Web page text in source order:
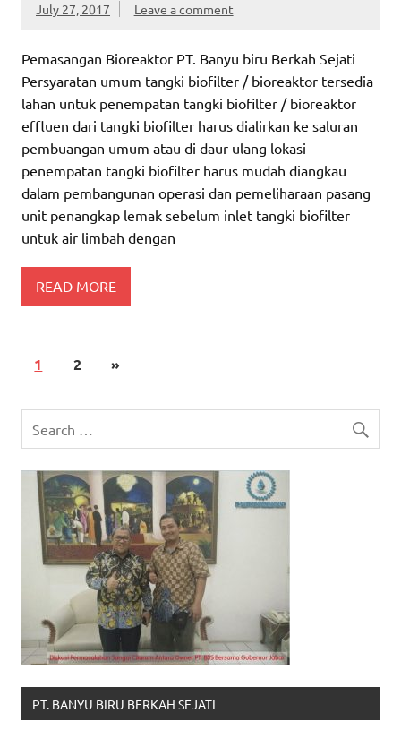
July 27, 2017 Leave a comment
Pemasangan Bioreaktor PT. Banyu biru Berkah Sejati
Persyaratan umum tangki biofilter / bioreaktor tersedia
lahan untuk penempatan tangki biofilter / bioreaktor
effluen dari tangki biofilter harus dialirkan ke saluran
pembuangan umum atau di daur ulang lokasi
penempatan tangki biofilter harus mudah diangkau
dalam pembangunan operasi dan pemeliharaan pasang
unit penangkap lemak sebelum inlet tangki biofilter
untuk air limbah dengan
READ MORE
1 2 »
PT. BANYU BIRU BERKAH SEJATI